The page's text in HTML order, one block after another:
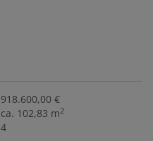
918.600,00 €
ca. 102,83 m2
4